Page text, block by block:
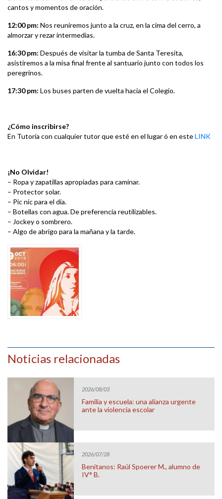
cantos y momentos de oración.
12:00 pm: Nos reuniremos junto a la cruz, en la cima del cerro, a
almorzar y rezar intermedias.
16:30 pm: Después de visitar la tumba de Santa Teresita,
asistiremos a la misa final frente al santuario junto con todos los
peregrinos.
17:30 pm: Los buses parten de vuelta hacia el Colegio.
¿Cómo inscribirse?
En Tutoría con cualquier tutor que esté en el lugar ó en esteLINK
¡No Olvidar!
– Ropa y zapatillas apropiadas para caminar.
– Protector solar.
– Pic nic para el día.
– Botellas con agua. De preferencia reutilizables.
– Jockey o sombrero.
– Algo de abrigo para la mañana y la tarde.
Noticias relacionadas
2026/08/03
Familia y escuela: una alianza urgente
ante la violencia escolar
2026/07/28
Benitanos: Raúl Spoerer M., alumno de
IV° B.